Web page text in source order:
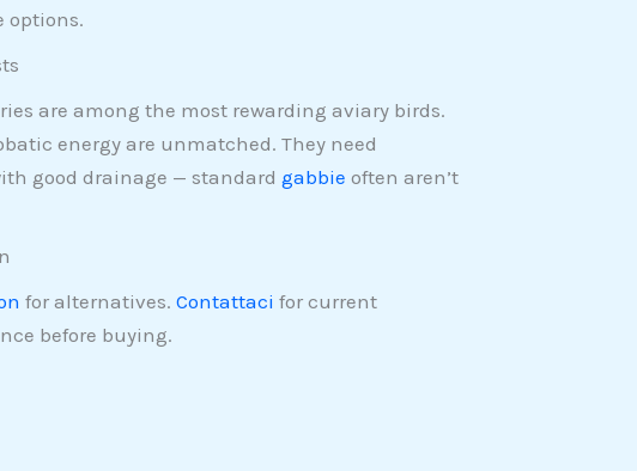
options.
are among the most rewarding aviary birds.
energy are unmatched. They need
good drainage — standard gabbie often aren’t
for alternatives. Contattaci for current
before buying.